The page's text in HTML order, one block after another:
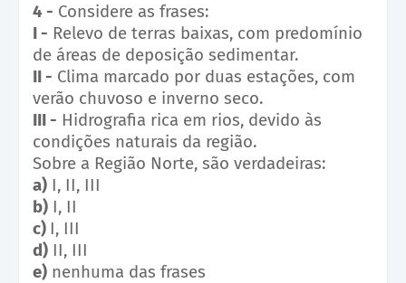
4 - Considere as frases:
I - Relevo de terras baixas, com predomínio
de áreas de deposição sedimentar.
II - Clima marcado por duas estações, com
verão chuvoso e inverno seco.
III - Hidrografia rica em rios, devido às
condições naturais da região.
Sobre a Região Norte, são verdadeiras:
a) I, II, III
b) I, II
c) I, III
d) II, III
e) nenhuma das frases